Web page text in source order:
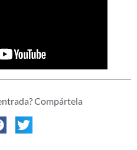
Compártela